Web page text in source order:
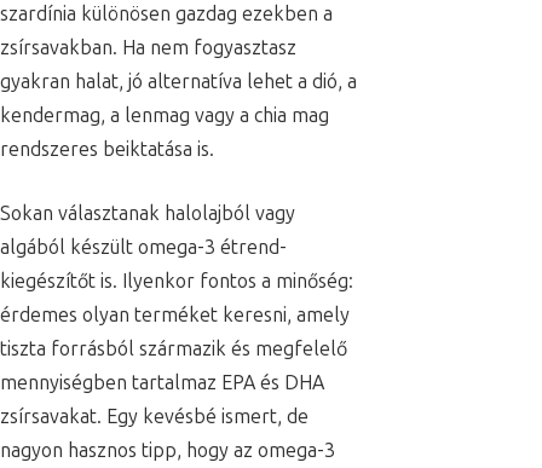
szardínia különösen gazdag ezekben a
zsírsavakban. Ha nem fogyasztasz
gyakran halat, jó alternatíva lehet a dió, a
kendermag, a lenmag vagy a chia mag
rendszeres beiktatása is.
Sokan választanak halolajból vagy
algából készült omega-3 étrend-
kiegészítőt is. Ilyenkor fontos a minőség:
érdemes olyan terméket keresni, amely
tiszta forrásból származik és megfelelő
mennyiségben tartalmaz EPA és DHA
zsírsavakat. Egy kevésbé ismert, de
nagyon hasznos tipp, hogy az omega-3